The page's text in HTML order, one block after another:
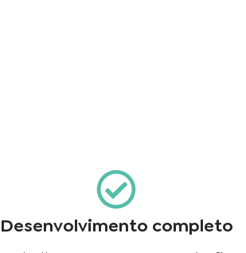
Desenvolvimento completo